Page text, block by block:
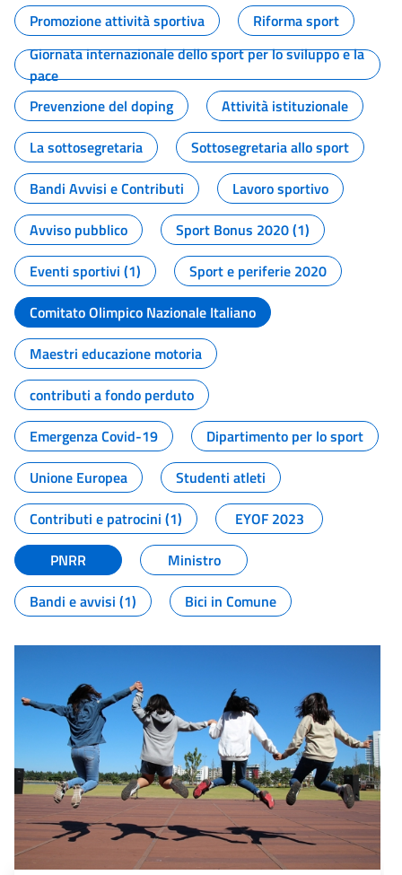
Promozione attività sportiva
Riforma sport
Giornata internazionale dello sport per lo sviluppo e la
pace
Prevenzione del doping
Attività istituzionale
La sottosegretaria
Sottosegretaria allo sport
Bandi Avvisi e Contributi
Lavoro sportivo
Avviso pubblico
Sport Bonus 2020 (1)
Eventi sportivi (1)
Sport e periferie 2020
Comitato Olimpico Nazionale Italiano
Maestri educazione motoria
contributi a fondo perduto
Emergenza Covid-19
Dipartimento per lo sport
Unione Europea
Studenti atleti
Contributi e patrocini (1)
EYOF 2023
PNRR
Ministro
Bandi e avvisi (1)
Bici in Comune